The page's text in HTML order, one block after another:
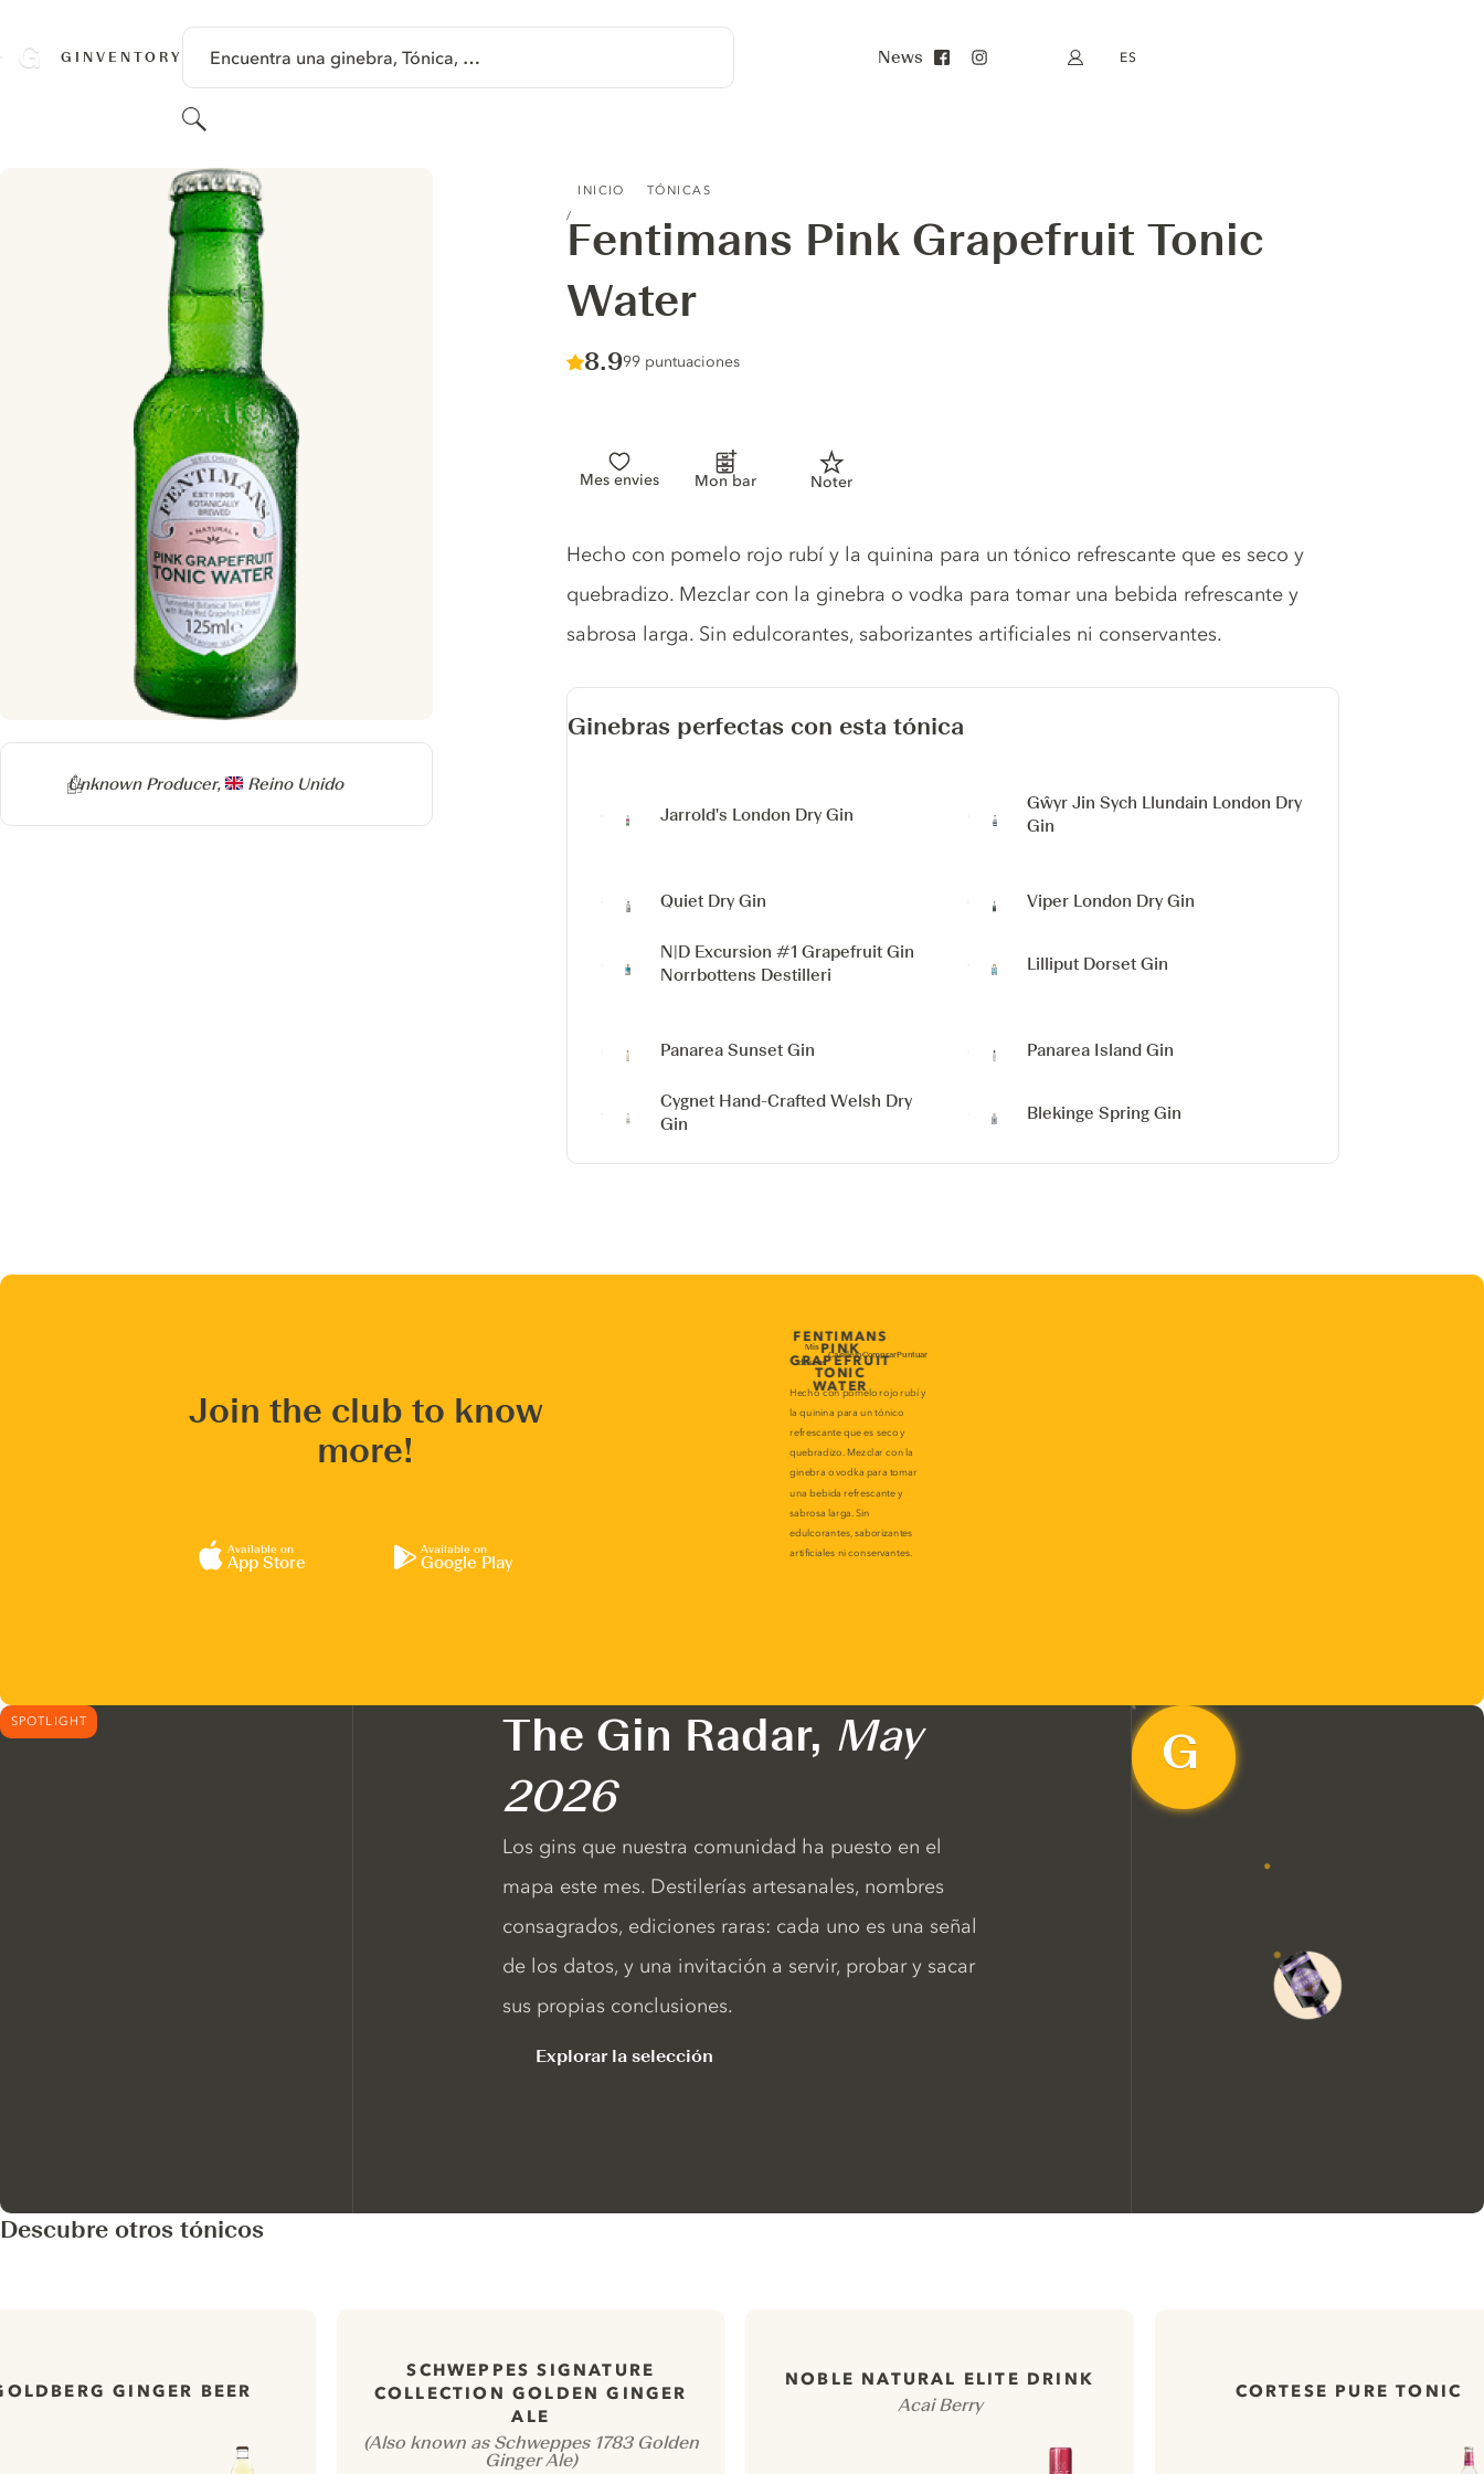
GINVENTORY Encuentra una ginebra, Tónica, …
Buscar
News Mi cuenta
ES
INICIO TÓNICAS
Fentimans Pink Grapefruit Tonic
Water
Score :
8.9/ 10
99 puntuaciones
Mes envies Mon bar Noter
Producer
Unknown Producer, Reino Unido
Tonic description
Hecho con pomelo rojo rubí y la quinina para un tónico refrescante que es seco y
quebradizo. Mezclar con la ginebra o vodka para tomar una bebida refrescante y
sabrosa larga. Sin edulcorantes, saborizantes artificiales ni conservantes.
Ginebras perfectas con esta tónica
Jarrold's London Dry Gin
Gŵyr Jin Sych Llundain London Dry
Gin
Quiet Dry Gin Viper London Dry Gin
N|D Excursion #1 Grapefruit Gin
Norrbottens Destilleri
Lilliput Dorset Gin
Panarea Sunset Gin Panarea Island Gin
Cygnet Hand-Crafted Welsh Dry
Gin
Blekinge Spring Gin
Join the club to know
more!
Available on
App Store
Available on
Google Play
SPOTLIGHT The Gin Radar, May
2026
Los gins que nuestra comunidad ha puesto en el
mapa este mes. Destilerías artesanales, nombres
consagrados, ediciones raras: cada uno es una señal
de los datos, y una invitación a servir, probar y sacar
sus propias conclusiones.
Explorar la selección
Descubre otros tónicos
GINGER BEER
SCHWEPPES SIGNATURE
COLLECTION GOLDEN GINGER
ALE
(Also known as Schweppes 1783 Golden
Ginger Ale)
NOBLE NATURAL ELITE DRINK
Acai Berry
CORTESE PURE TONIC
l’expérience de notre site web.
des cookies